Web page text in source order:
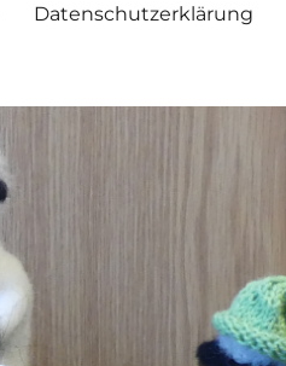
Datenschutzerklärung